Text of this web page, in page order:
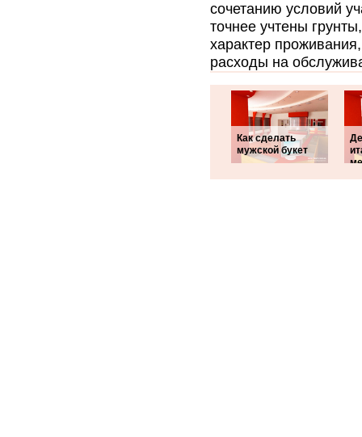
сочетанию условий
точнее учтены
характер
расходы на
Как сделать
мужской букет